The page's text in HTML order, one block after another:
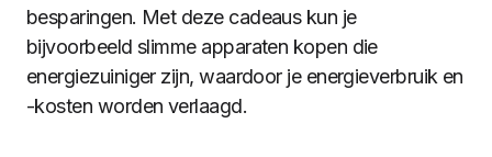
besparingen. Met deze cadeaus kun je
bijvoorbeeld slimme apparaten kopen die
energiezuiniger zijn, waardoor je energieverbruik en
-kosten worden verlaagd.